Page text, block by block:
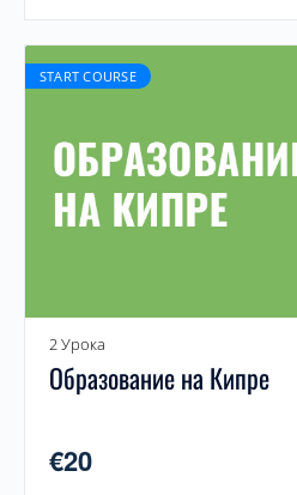
START COURSE
2 Урока
Образование на Кипре
€20